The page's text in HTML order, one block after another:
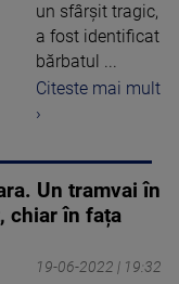
un sfârșit tragic,
a fost identificat
bărbatul ...
Citeste mai mult
›
Un tramvai în
chiar în fața
19-06-2022 | 19:32